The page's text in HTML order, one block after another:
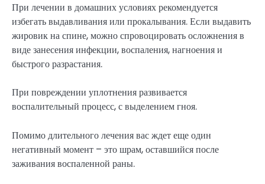
При лечении в домашних условиях рекомендуется
избегать выдавливания или прокалывания. Если выдавить
жировик на спине, можно спровоцировать осложнения в
виде занесения инфекции, воспаления, нагноения и
быстрого разрастания.
При повреждении уплотнения развивается
воспалительный процесс, с выделением гноя.
Помимо длительного лечения вас ждет еще один
негативный момент – это шрам, оставшийся после
заживания воспаленной раны.